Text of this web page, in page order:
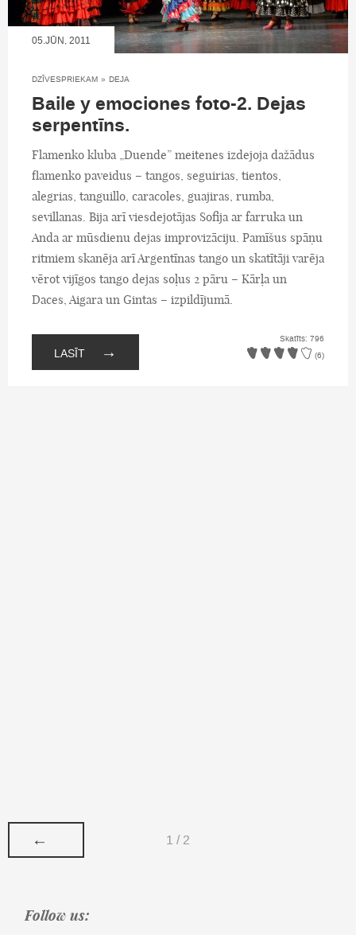
05.JŪN, 2011
DZĪVESPRIEKAM » DEJA
Baile y emociones foto-2. Dejas
serpentīns.
Flamenko kluba „Duende” meitenes izdejoja dažādus
flamenko paveidus – tangos, seguirias, tientos,
alegrias, tanguillo, caracoles, guajiras, rumba,
sevillanas. Bija arī viesdejotājas Sofija ar farruka un
Anda ar mūsdienu dejas improvizāciju. Pamīšus spāņu
ritmiem skanēja arī Argentīnas tango un skatītāji varēja
vērot vijīgos tango dejas soļus 2 pāru – Kārļa un
Daces, Aigara un Gintas – izpildījumā.
LASĪT →
Skatīts: 796
(6)
← 1 / 2
Follow us: